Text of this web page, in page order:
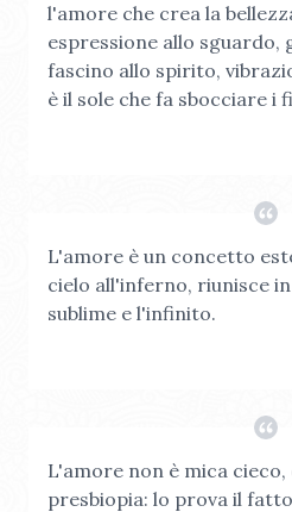
l'amore che crea la
espressione allo sguardo,
fascino allo spirito,
è il sole che fa sbocciare i
L'amore è un concetto
cielo all'inferno, riunisce in
sublime e l'infinito.
L'amore non è mica
presbiopia: lo prova il